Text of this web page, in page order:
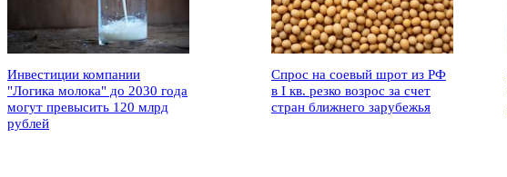
Инвестиции компании
"Логика молока" до 2030 года
могут превысить 120 млрд
рублей
Спрос на соевый шрот из РФ
в I кв. резко возрос за счет
стран ближнего зарубежья